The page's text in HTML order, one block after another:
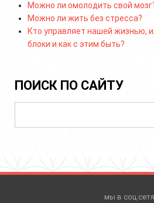
Можно ли омолодить свой
Можно ли жить без стресса?
Кто управляет нашей жизнью,
блоки и как с этим быть?
ПОИСК ПО САЙТУ
мы в